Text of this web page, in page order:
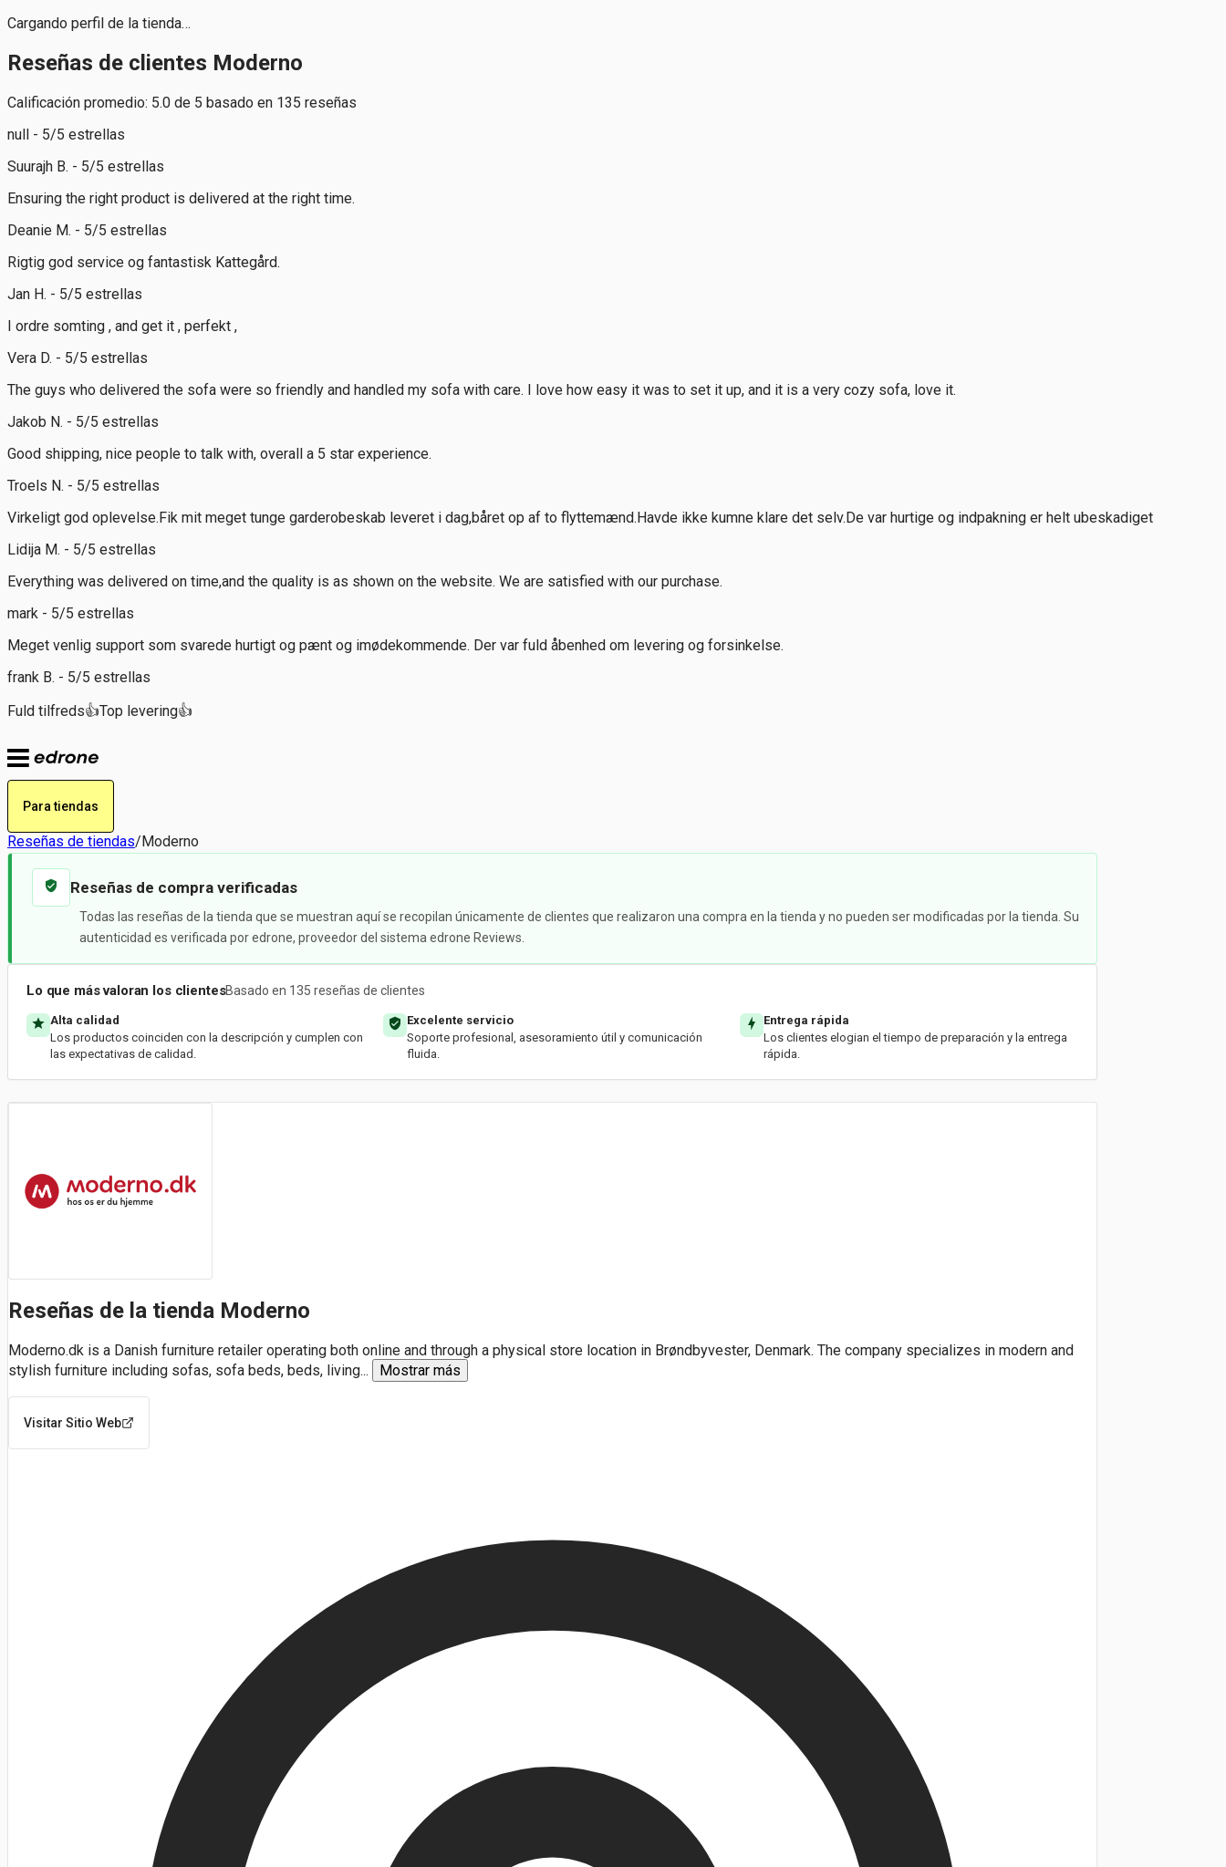
Cargando perfil de la tienda…
Reseñas de clientes Moderno
Calificación promedio: 5.0 de 5 basado en 135 reseñas
null - 5/5 estrellas
Suurajh B. - 5/5 estrellas
Ensuring the right product is delivered at the right time.
Deanie M. - 5/5 estrellas
Rigtig god service og fantastisk Kattegård.
Jan H. - 5/5 estrellas
I ordre somting , and get it , perfekt ,
Vera D. - 5/5 estrellas
The guys who delivered the sofa were so friendly and handled my sofa with care. I love how easy it was to set it up, and it is a very cozy sofa, love it.
Jakob N. - 5/5 estrellas
Good shipping, nice people to talk with, overall a 5 star experience.
Troels N. - 5/5 estrellas
Virkeligt god oplevelse.Fik mit meget tunge garderobeskab leveret i dag,båret op af to flyttemænd.Havde ikke kumne klare det selv.De var hurtige og indpakning er helt ubeskadiget
Lidija M. - 5/5 estrellas
Everything was delivered on time,and the quality is as shown on the website. We are satisfied with our purchase.
mark - 5/5 estrellas
Meget venlig support som svarede hurtigt og pænt og imødekommende. Der var fuld åbenhed om levering og forsinkelse.
frank B. - 5/5 estrellas
Fuld tilfreds👍Top levering👍
Para tiendas
Reseñas de tiendas/Moderno
Reseñas de compra verificadas
Todas las reseñas de la tienda que se muestran aquí se recopilan únicamente de clientes que realizaron una compra en la tienda y no pueden ser modificadas por la tienda. Su
autenticidad es verificada por edrone, proveedor del sistema edrone Reviews.
Lo que más valoran los clientesBasado en 135 reseñas de clientes
Alta calidad
Los productos coinciden con la descripción y cumplen con
las expectativas de calidad.
Excelente servicio
Soporte profesional, asesoramiento útil y comunicación
fluida.
Entrega rápida
Los clientes elogian el tiempo de preparación y la entrega
rápida.
Reseñas de la tienda Moderno
Moderno.dk is a Danish furniture retailer operating both online and through a physical store location in Brøndbyvester, Denmark. The company specializes in modern and
stylish furniture including sofas, sofa beds, beds, living... Mostrar más
Visitar Sitio Web